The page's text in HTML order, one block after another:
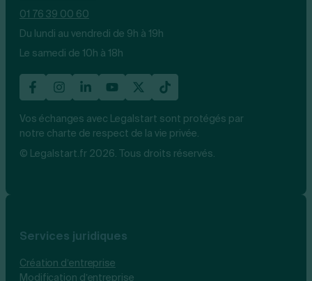
01 76 39 00 60
Du lundi au vendredi de 9h à 19h
Le samedi de 10h à 18h
Vos échanges avec Legalstart sont protégés par
notre charte de respect de la vie privée.
© Legalstart.fr 2026. Tous droits réservés.
Services juridiques
Création d’entreprise
Modification d’entreprise